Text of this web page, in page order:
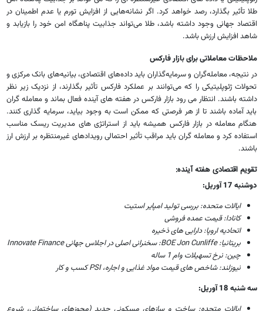
طلا تأثیر بگذارد، رصد خواهد کرد. اگر نشانه‌هایی از افزایش تورم یا عدم اطمینان در
اقتصاد جهانی وجود داشته باشد، طلا می‌تواند جذابیت پناهگاه امن خود را بازیابد و
شاهد افزایش ارزش باشد.
ملاحظات معاملاتی برای بازار فارکس
در نتیجه، معامله‌گران و سرمایه‌گذاران باید داده‌های اقتصادی، بیانیه‌های بانک مرکزی و
تحولات ژئوپلیتیکی را که می‌توانند بر عملکرد فارکس تأثیر بگذارند، از نزدیک زیر نظر
داشته باشند. انتظار می رود بازار فارکس در هفته های آینده فعال بماند و معامله گران
باید آماده باشند تا از هر فرصتی که ممکن است به وجود بیاید، سرمایه گذاری کنند.
هنگام معامله در بازار فارکس همیشه باید از استراتژی های مدیریت ریسک مناسب
استفاده کرد و معامله گران باید مراقب تأثیر احتمالی رویدادهای غیرمنتظره بر ارزش ارز
باشند.
تقویم اقتصادی هفته آینده:
دوشنبه 17 آوریل:
ایالات متحده: بررسی تولید امپایر استیت
کانادا: قیمت عمده فروشی
اتحادیه اروپا: دارایی های ذخیره
بریتانیا: BOE Jon Cunliffe: سخنرانی اصلی در اجلاس جهانی Innovate Finance
چین: نرخ تسهیلات وام 1 ساله
نیوزلند: شاخص های قیمت مواد غذایی و اجاره، PSI کسب و کار
سه شنبه 18 آوریل: